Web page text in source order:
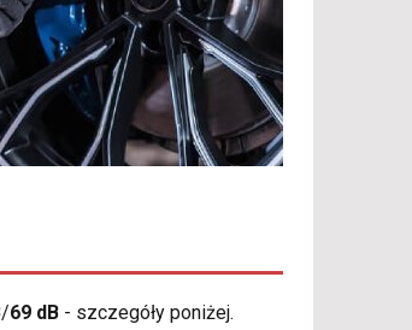
/69 dB - szczegóły poniżej.